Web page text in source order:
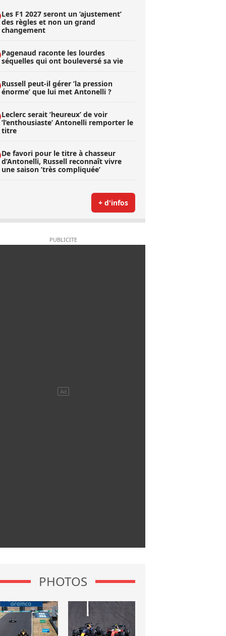
Les F1 2027 seront un ’ajustement’
des règles et non un grand
changement
Pagenaud raconte les lourdes
séquelles qui ont bouleversé sa vie
Russell peut-il gérer ’la pression
énorme’ que lui met Antonelli ?
Leclerc serait ’heureux’ de voir
’l’enthousiaste’ Antonelli remporter le
titre
De favori pour le titre à chasseur
d’Antonelli, Russell reconnaît vivre
une saison ’très compliquée’
+ d'infos
PHOTOS